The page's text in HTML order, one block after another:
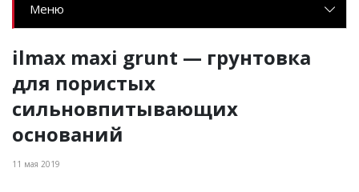
Меню
ilmax maxi grunt — грунтовка
для пористых
сильновпитывающих
оснований
11 мая 2019